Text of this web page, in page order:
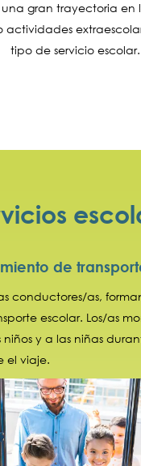
gran trayectoria en
actividades
tipo de servicio escolar.
de
conductores/as,
escolar. Los/as
y a las niñas
el viaje.